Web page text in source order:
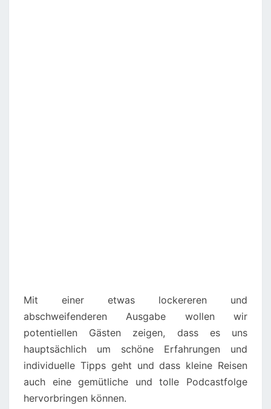
Mit einer etwas lockereren und
abschweifenderen Ausgabe wollen wir
potentiellen Gästen zeigen, dass es uns
hauptsächlich um schöne Erfahrungen und
individuelle Tipps geht und dass kleine Reisen
auch eine gemütliche und tolle Podcastfolge
hervorbringen können.